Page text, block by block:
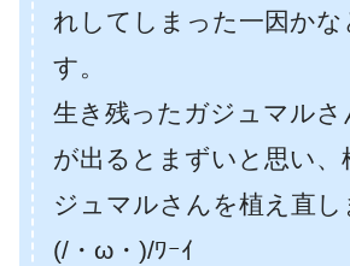
れしてしまった一因かな
す。
生き残ったガジュマルさ
が出るとまずいと思い、
ジュマルさんを植え直し
(/・ω・)/ﾜｰｲ